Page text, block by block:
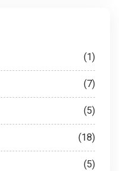
(1)
(7)
(5)
(18)
(5)